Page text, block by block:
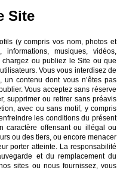
Site
(y compris vos nom, photos et
informations, musiques, vidéos,
ou publiez le Site ou que
Vous vous interdisez de
un contenu dont vous n’êtes pas
Vous acceptez sans réserve
supprimer ou retirer sans préavis
avec ou sans motif, y compris
les conditions du présent
caractère offensant ou illégal ou
ou des tiers, ou encore menacer
porter atteinte. La responsabilité
et du remplacement du
sites ou nous fournissez, vous